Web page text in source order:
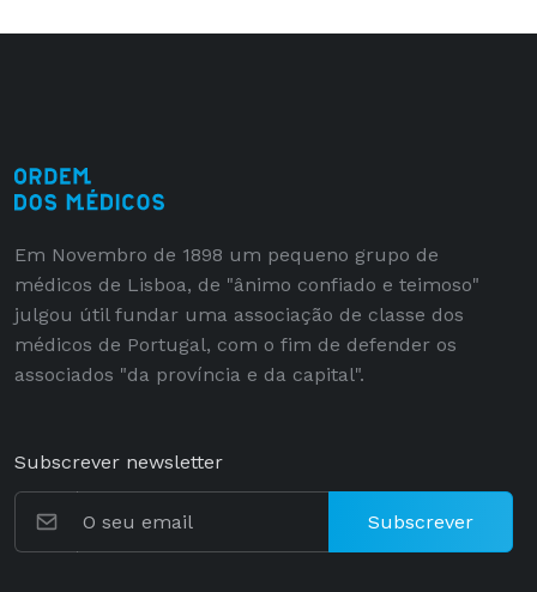
Em Novembro de 1898 um pequeno grupo de
médicos de Lisboa, de "ânimo confiado e teimoso"
julgou útil fundar uma associação de classe dos
médicos de Portugal, com o fim de defender os
associados "da província e da capital".
Subscrever newsletter
Subscrever